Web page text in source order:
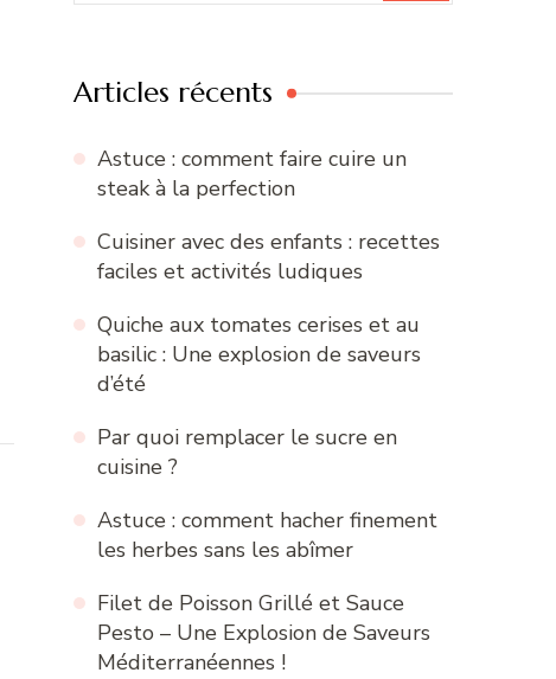
Articles récents
Astuce : comment faire cuire un
steak à la perfection
Cuisiner avec des enfants : recettes
faciles et activités ludiques
Quiche aux tomates cerises et au
basilic : Une explosion de saveurs
d’été
Par quoi remplacer le sucre en
cuisine ?
Astuce : comment hacher finement
les herbes sans les abîmer
Filet de Poisson Grillé et Sauce
Pesto – Une Explosion de Saveurs
Méditerranéennes !